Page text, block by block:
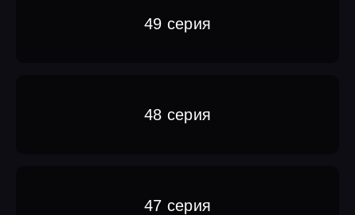
49 серия
48 серия
47 серия